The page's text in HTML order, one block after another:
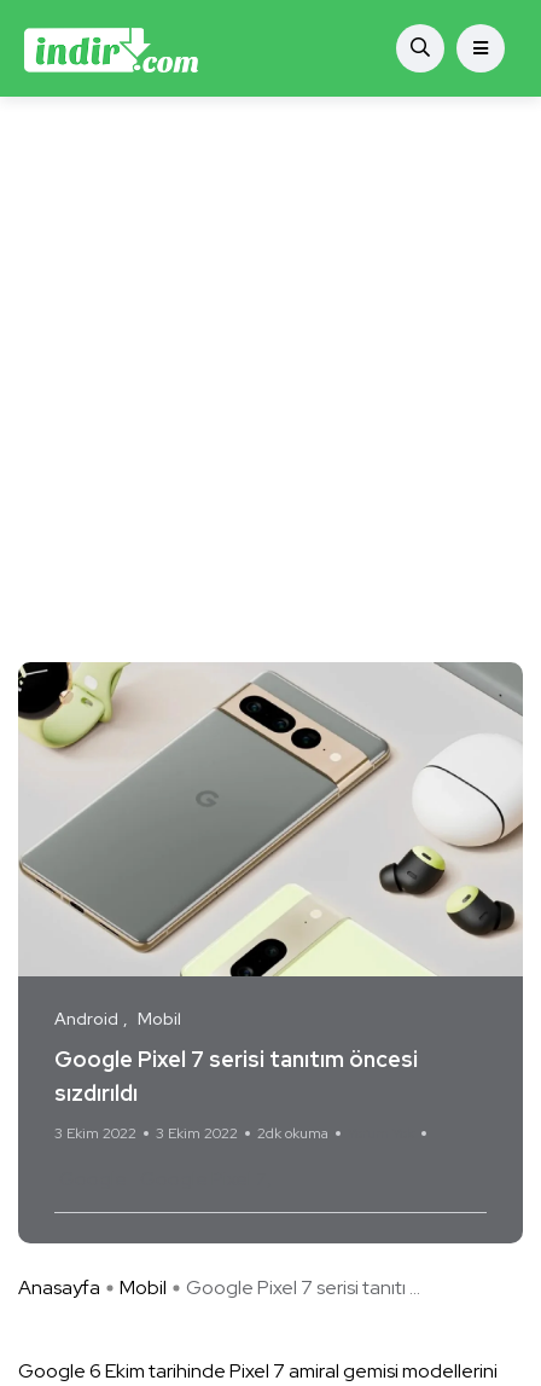
Android Mobil
Google Pixel 7 serisi tanıtım öncesi
sızdırıldı
3 Ekim 2022 3 Ekim 2022 2dk okuma
Anasayfa Mobil Google Pixel 7 serisi tanıtı ...
Google 6 Ekim tarihinde Pixel 7 amiral gemisi modellerini